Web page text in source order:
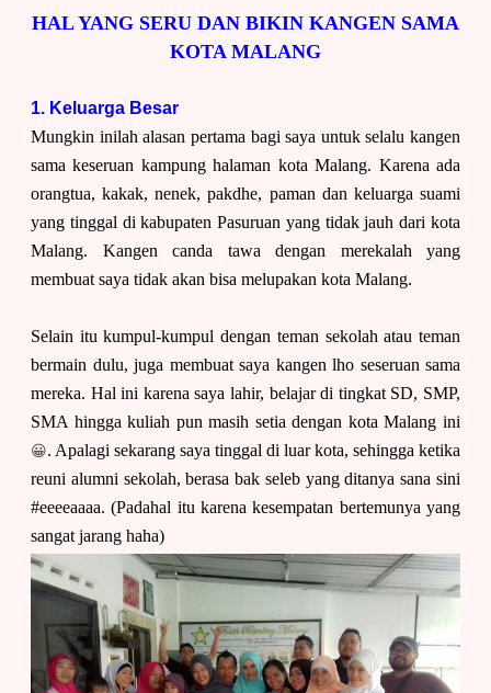
HAL YANG SERU DAN BIKIN KANGEN SAMA
KOTA MALANG
1. Keluarga Besar
Mungkin inilah alasan pertama bagi saya untuk selalu kangen
sama keseruan kampung halaman kota Malang. Karena ada
orangtua, kakak, nenek, pakdhe, paman dan keluarga suami
yang tinggal di kabupaten Pasuruan yang tidak jauh dari kota
Malang. Kangen canda tawa dengan merekalah yang
membuat saya tidak akan bisa melupakan kota Malang.
Selain itu kumpul-kumpul dengan teman sekolah atau teman
bermain dulu, juga membuat saya kangen lho seseruan sama
mereka. Hal ini karena saya lahir, belajar di tingkat SD, SMP,
SMA hingga kuliah pun masih setia dengan kota Malang ini
😀. Apalagi sekarang saya tinggal di luar kota, sehingga ketika
reuni alumni sekolah, berasa bak seleb yang ditanya sana sini
#eeeeaaaa. (Padahal itu karena kesempatan bertemunya yang
sangat jarang haha)